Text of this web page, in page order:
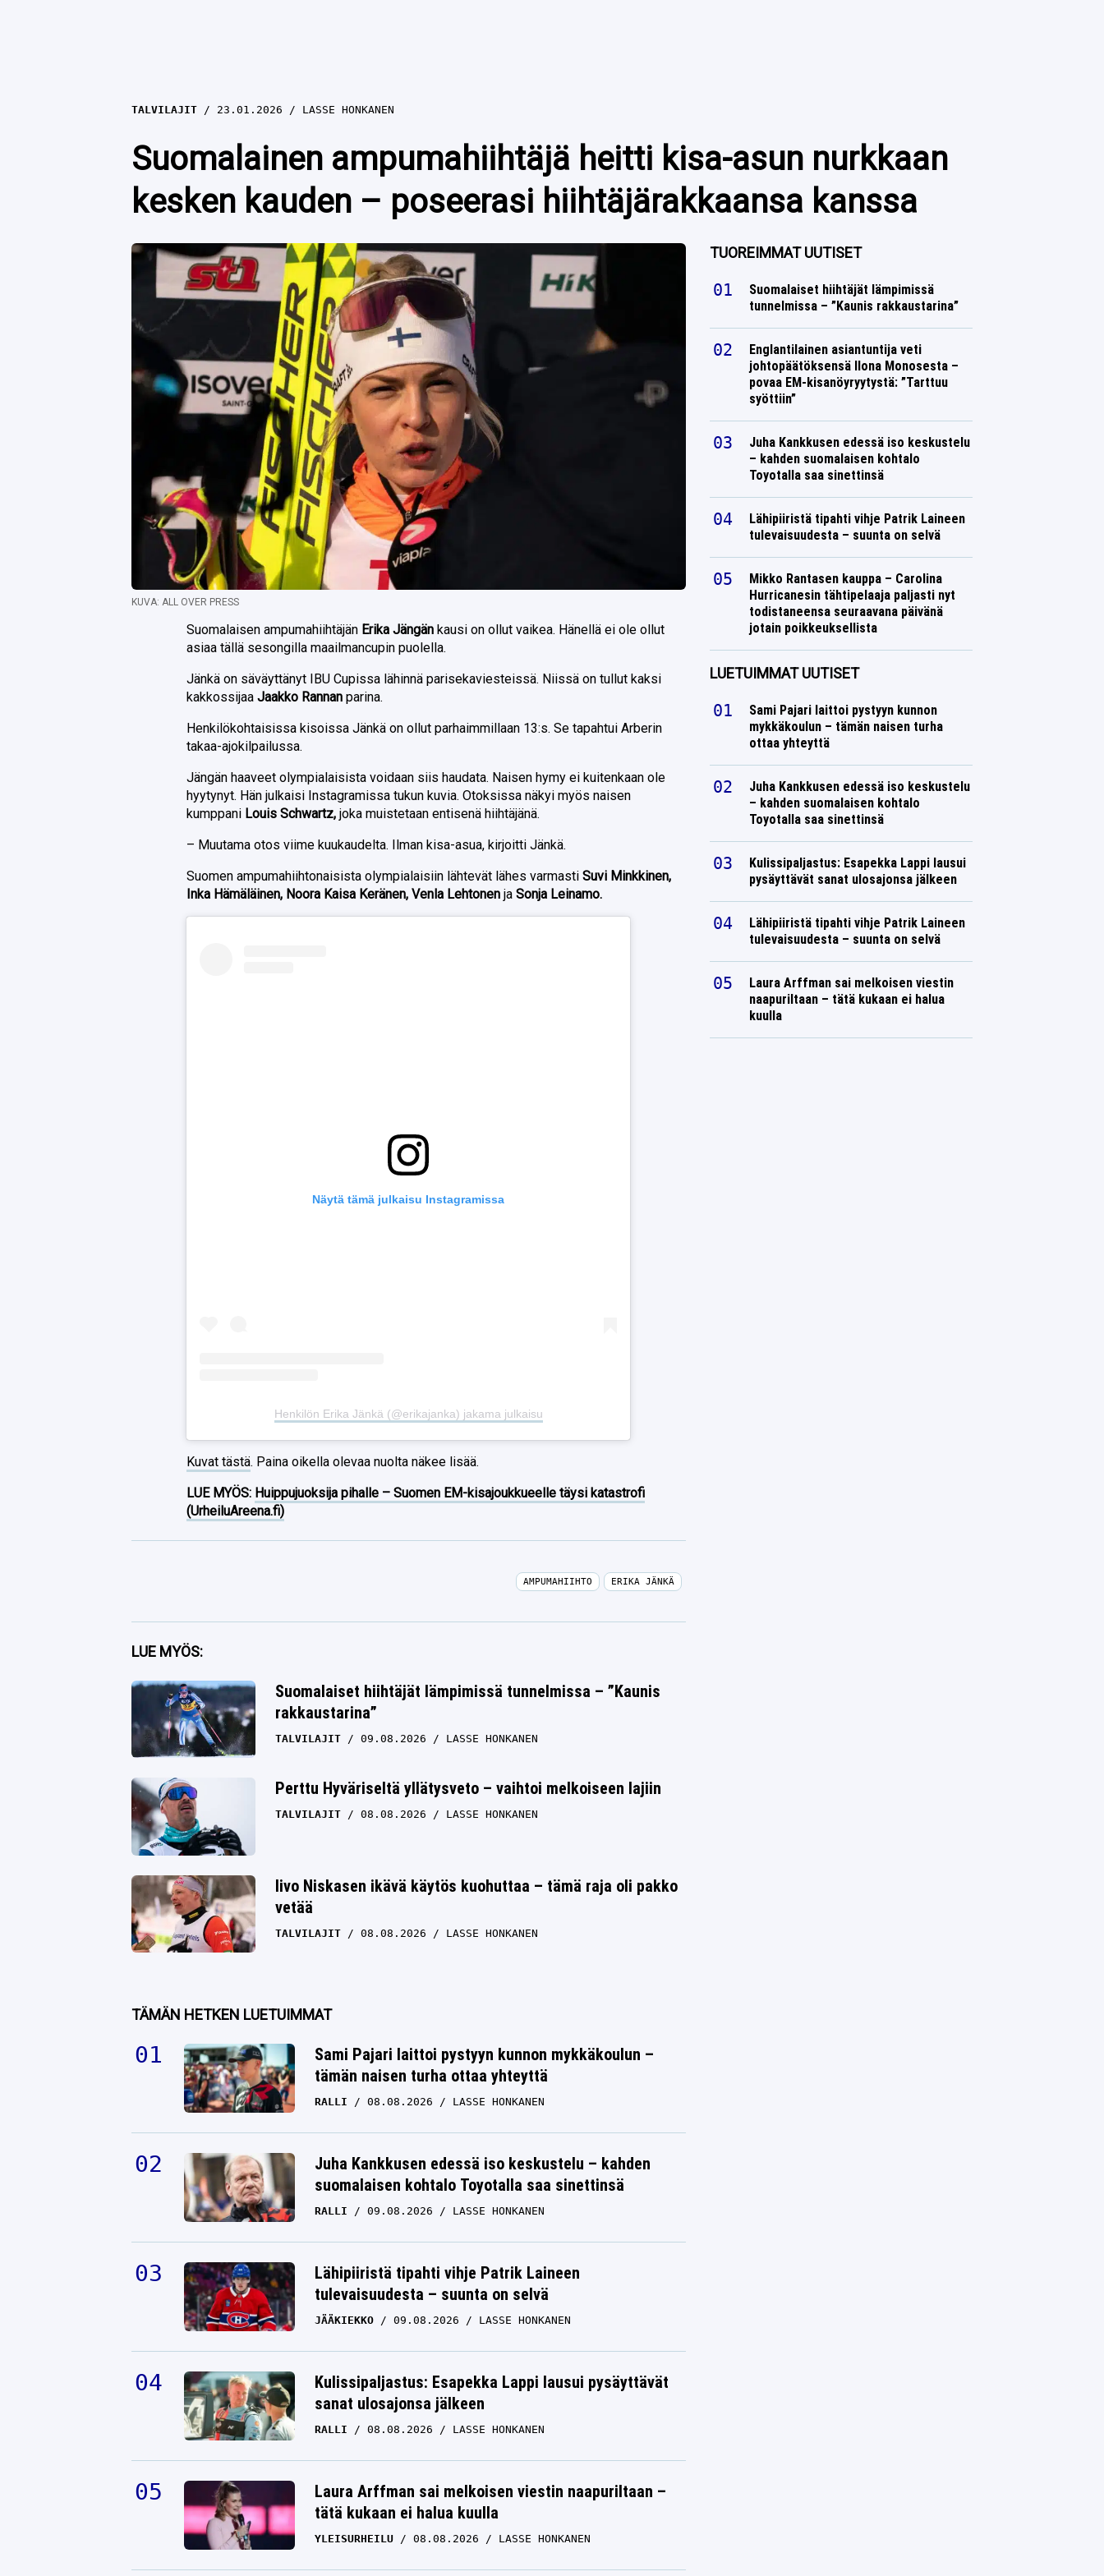
TALVILAJIT 23.01.2026 LASSE HONKANEN
Suomalainen ampumahiihtäjä heitti kisa-asun nurkkaan
kesken kauden – poseerasi hiihtäjärakkaansa kanssa
KUVA: ALL OVER PRESS
Suomalaisen ampumahiihtäjän Erika Jängän kausi on ollut vaikea. Hänellä ei ole ollut
asiaa tällä sesongilla maailmancupin puolella.
Jänkä on säväyttänyt IBU Cupissa lähinnä parisekaviesteissä. Niissä on tullut kaksi
kakkossijaaJaakko Rannanparina.
Henkilökohtaisissa kisoissa Jänkä on ollut parhaimmillaan 13:s. Se tapahtui Arberin
takaa-ajokilpailussa.
Jängän haaveet olympialaisista voidaan siis haudata. Naisen hymy ei kuitenkaan ole
hyytynyt. Hän julkaisi Instagramissa tukun kuvia. Otoksissa näkyi myös naisen
kumppani Louis Schwartz, joka muistetaan entisenä hiihtäjänä.
– Muutama otos viime kuukaudelta. Ilman kisa-asua, kirjoitti Jänkä.
Suomen ampumahiihtonaisista olympialaisiin lähtevät lähes varmasti Suvi Minkkinen,
Inka Hämäläinen, Noora Kaisa Keränen, Venla Lehtonen jaSonja Leinamo.
Näytä tämä julkaisu Instagramissa
Henkilön Erika Jänkä (@erikajanka) jakama julkaisu
Kuvat tästä. Paina oikella olevaa nuolta näkee lisää.
LUE MYÖS: Huippujuoksija pihalle – Suomen EM-kisajoukkueelle täysi katastrofi
(UrheiluAreena.fi)
Facebook
Twitter
Whatsapp
AMPUMAHIIHTO ERIKA JÄNKÄ
LUE MYÖS:
Suomalaiset hiihtäjät lämpimissä tunnelmissa – ”Kaunis
rakkaustarina”
TALVILAJIT 09.08.2026 LASSE HONKANEN
Perttu Hyväriseltä yllätysveto – vaihtoi melkoiseen lajiin
TALVILAJIT 08.08.2026 LASSE HONKANEN
Iivo Niskasen ikävä käytös kuohuttaa – tämä raja oli pakko
vetää
TALVILAJIT 08.08.2026 LASSE HONKANEN
TÄMÄN HETKEN LUETUIMMAT
Sami Pajari laittoi pystyyn kunnon mykkäkoulun –
tämän naisen turha ottaa yhteyttä
RALLI 08.08.2026 LASSE HONKANEN
Juha Kankkusen edessä iso keskustelu – kahden
suomalaisen kohtalo Toyotalla saa sinettinsä
RALLI 09.08.2026 LASSE HONKANEN
Lähipiiristä tipahti vihje Patrik Laineen
tulevaisuudesta – suunta on selvä
JÄÄKIEKKO 09.08.2026 LASSE HONKANEN
Kulissipaljastus: Esapekka Lappi lausui pysäyttävät
sanat ulosajonsa jälkeen
RALLI 08.08.2026 LASSE HONKANEN
Laura Arffman sai melkoisen viestin naapuriltaan –
tätä kukaan ei halua kuulla
YLEISURHEILU 08.08.2026 LASSE HONKANEN
TUOREIMMAT UUTISET
Suomalaiset hiihtäjät lämpimissä
tunnelmissa – ”Kaunis rakkaustarina”
Englantilainen asiantuntija veti
johtopäätöksensä Ilona Monosesta –
povaa EM-kisanöyryytystä: ”Tarttuu
syöttiin”
Juha Kankkusen edessä iso keskustelu
– kahden suomalaisen kohtalo
Toyotalla saa sinettinsä
Lähipiiristä tipahti vihje Patrik Laineen
tulevaisuudesta – suunta on selvä
Mikko Rantasen kauppa – Carolina
Hurricanesin tähtipelaaja paljasti nyt
todistaneensa seuraavana päivänä
jotain poikkeuksellista
LUETUIMMAT UUTISET
Sami Pajari laittoi pystyyn kunnon
mykkäkoulun – tämän naisen turha
ottaa yhteyttä
Juha Kankkusen edessä iso keskustelu
– kahden suomalaisen kohtalo
Toyotalla saa sinettinsä
Kulissipaljastus: Esapekka Lappi lausui
pysäyttävät sanat ulosajonsa jälkeen
Lähipiiristä tipahti vihje Patrik Laineen
tulevaisuudesta – suunta on selvä
Laura Arffman sai melkoisen viestin
naapuriltaan – tätä kukaan ei halua
kuulla